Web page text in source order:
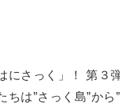
にさっく」！ 第３
は”さっく島”から